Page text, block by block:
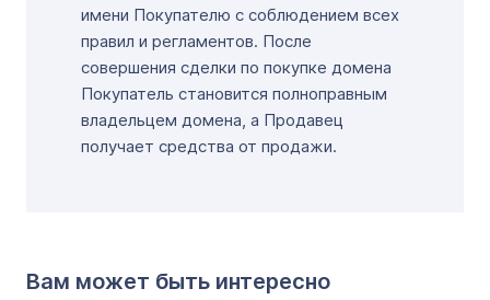
имени Покупателю с соблюдением всех
правил и регламентов. После
совершения сделки по покупке домена
Покупатель становится полноправным
владельцем домена, а Продавец
получает средства от продажи.
Вам может быть интересно